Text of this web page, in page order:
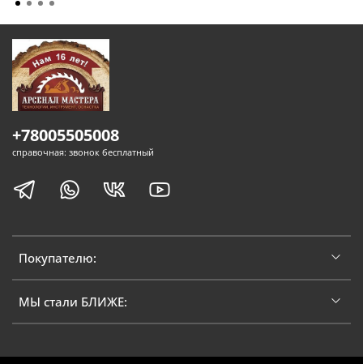
Покупателю:
МЫ стали БЛИЖЕ:
+78005505008
справочная: звонок бесплатный